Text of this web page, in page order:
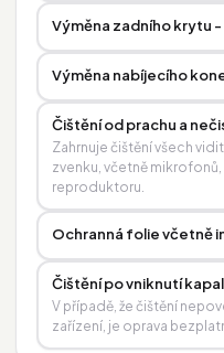
Výměna zadního krytu
Výměna nabíjecího
Čištění od prachu a
Zahrnuje čištění všech
zvenku, včetně
reproduktoru.
Ochranná folie včetně
Čištění po vniknutí
V případě, že čištění
zařízení, je oprava